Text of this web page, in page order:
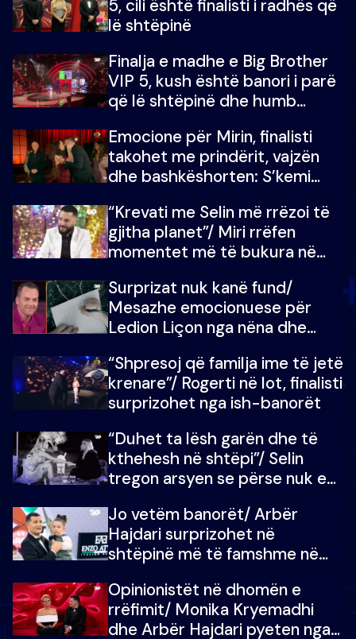
5, cili është finalisti i radhës që
lë shtëpinë
Finalja e madhe e Big Brother
VIP 5, kush është banori i parë
që lë shtëpinë dhe humb
çmimin e madh
Emocione për Mirin, finalisti
takohet me prindërit, vajzën
dhe bashkëshorten: S’kemi
“Krevati me Selin më rrëzoi të
gjitha planet”/ Miri rrëfen
momentet më të bukura në
mungojë zilja e mëngjesit kur…
Surprizat nuk kanë fund/
Mesazhe emocionuese për
Ledion Liçon nga nëna dhe
mban dot lotët: Nuk meritoj…
“Shpresoj që familja ime të jetë
krenare”/ Rogerti në lot, finalisti
surprizohet nga ish-banorët
“Duhet ta lësh garën dhe të
kthehesh në shtëpi”/ Selin
tregon arsyen se përse nuk e
çoja luftën time deri në fund
Jo vetëm banorët/ Arbër
Hajdari surprizohet në
shtëpinë më të famshme në
vajzën e tij
Opinionistët në dhomën e
rrëfimit/ Monika Kryemadhi
dhe Arbër Hajdari pyeten nga